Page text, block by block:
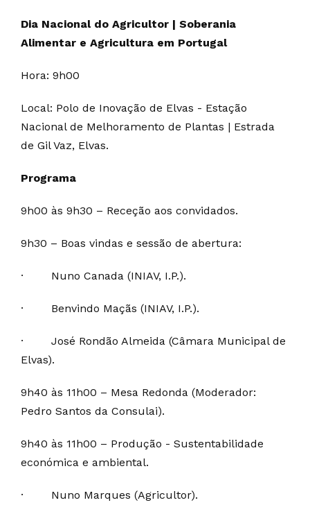
Dia Nacional do Agricultor | Soberania
Alimentar e Agricultura em Portugal
Hora: 9h00
Local: Polo de Inovação de Elvas - Estação
Nacional de Melhoramento de Plantas | Estrada
de Gil Vaz, Elvas.
Programa
9h00 às 9h30 – Receção aos convidados.
9h30 – Boas vindas e sessão de abertura:
· Nuno Canada (INIAV, I.P.).
· Benvindo Maçãs (INIAV, I.P.).
· José Rondão Almeida (Câmara Municipal de
Elvas).
9h40 às 11h00 – Mesa Redonda (Moderador:
Pedro Santos da Consulai).
9h40 às 11h00 – Produção - Sustentabilidade
económica e ambiental.
· Nuno Marques (Agricultor).